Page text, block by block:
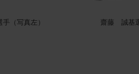
（写真左） 齋藤 誠基